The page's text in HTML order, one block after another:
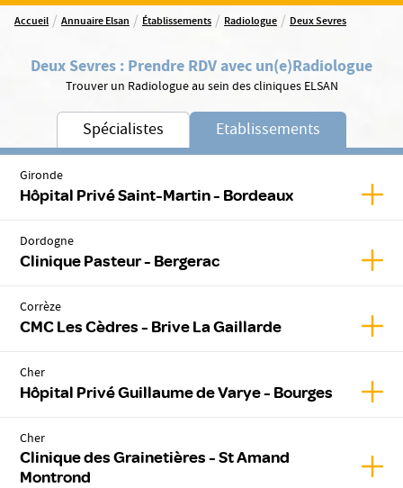
Accueil / Annuaire Elsan / Établissements / Radiologue / Deux Sevres
Deux Sevres : Prendre RDV avec un(e)Radiologue
Trouver un Radiologue au sein des cliniques ELSAN
Spécialistes Etablissements
Gironde
Hôpital Privé Saint-Martin - Bordeaux
Dordogne
Clinique Pasteur - Bergerac
Corrèze
CMC Les Cèdres - Brive La Gaillarde
Cher
Hôpital Privé Guillaume de Varye - Bourges
Cher
Clinique des Grainetières - St Amand
Montrond